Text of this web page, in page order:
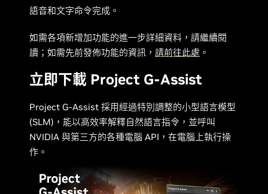
語音和文字命令完成。
如需各項新增加功能的進一步詳細資料，請繼續閱
讀；如需先前發佈功能的資訊，請前往此處 。
立即下載 Project G-Assist
Project G-Assist 採用經過特別調整的小型語言模型
(SLM)，能以高效率解釋自然語言指令，並呼叫
NVIDIA 與第三方的各種電腦 API，在電腦上執行操
作。